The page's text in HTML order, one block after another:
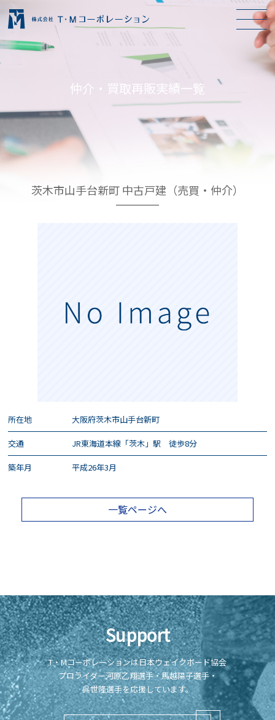
仲介・買取再販実績一覧
茨木市山手台新町 中古戸建（売買・仲介）
所在地 大阪府茨木市山手台新町
交通 JR東海道本線「茨木」駅 徒歩8分
築年月 平成26年3月
一覧ページへ
Support
T・Mコーポレーションは日本ウェイクボード協会
プロライダー河原乙翔選手・馬越陽子選手・
呉世隆選手を応援しています。